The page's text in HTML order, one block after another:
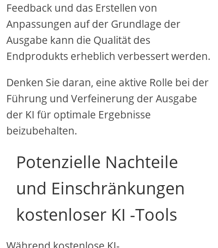
Feedback und das Erstellen von
Anpassungen auf der Grundlage der
Ausgabe kann die Qualität des
Endprodukts erheblich verbessert werden.
Denken Sie daran, eine aktive Rolle bei der
Führung und Verfeinerung der Ausgabe
der KI für optimale Ergebnisse
beizubehalten.
Potenzielle Nachteile
und Einschränkungen
kostenloser KI -Tools